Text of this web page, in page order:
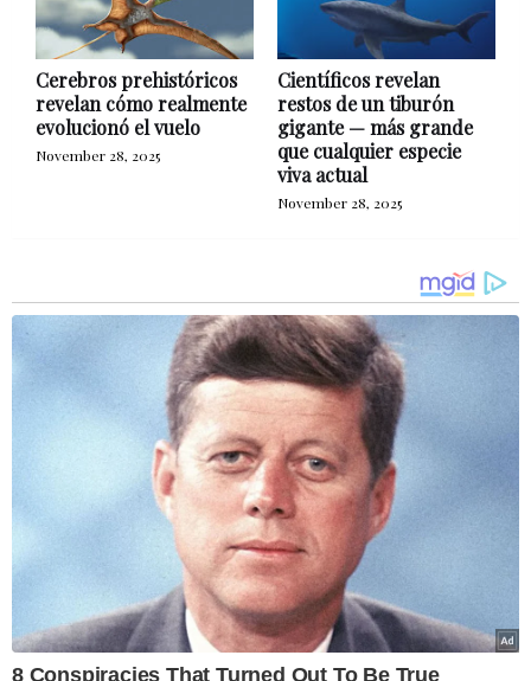
Cerebros prehistóricos
revelan cómo realmente
evolucionó el vuelo
November 28, 2025
Científicos revelan
restos de un tiburón
gigante — más grande
que cualquier especie
viva actual
November 28, 2025